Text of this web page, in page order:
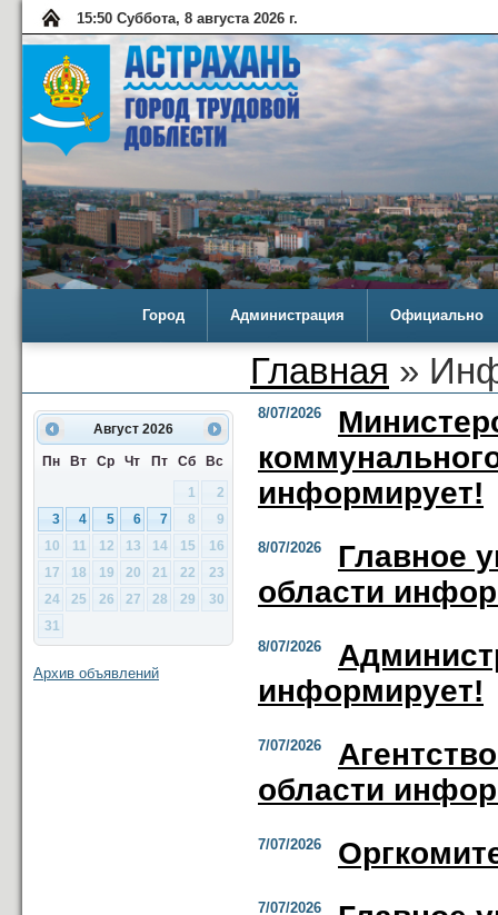
15:50 Суббота, 8 августа 2026 г.
Город Администрация Официально
Главная »
Август 2026
Пн Вт Ср Чт Пт Сб
Вс
1
2
3
4 5 6 7 8
9
10
11 12 13 14 15
16
17
18 19 20 21 22
23
24
25 26 27 28 29
30
31
Архив объявлений
8/07/2026
информирует!
8/07/2026
Главное
области
8/07/2026
информирует!
7/07/2026
области
7/07/2026
7/07/2026